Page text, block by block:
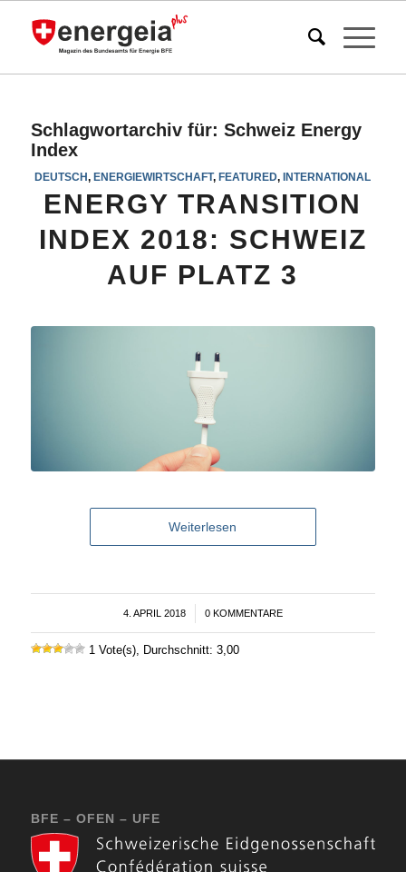
Schlagwortarchiv für: Schweiz Energy
Index
DEUTSCH,ENERGIEWIRTSCHAFT,FEATURED,INTERNATIONAL
ENERGY TRANSITION
INDEX 2018: SCHWEIZ
AUF PLATZ 3
Weiterlesen
4. APRIL 2018
/ 0 KOMMENTARE
1 Vote(s), Durchschnitt: 3,00
BFE – OFEN – UFE